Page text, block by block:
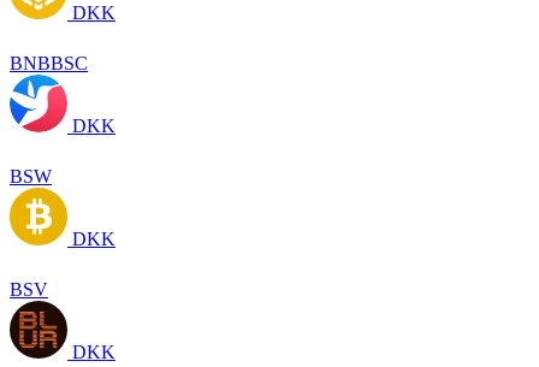
DKK
BNBBSC
DKK
BSW
DKK
BSV
DKK